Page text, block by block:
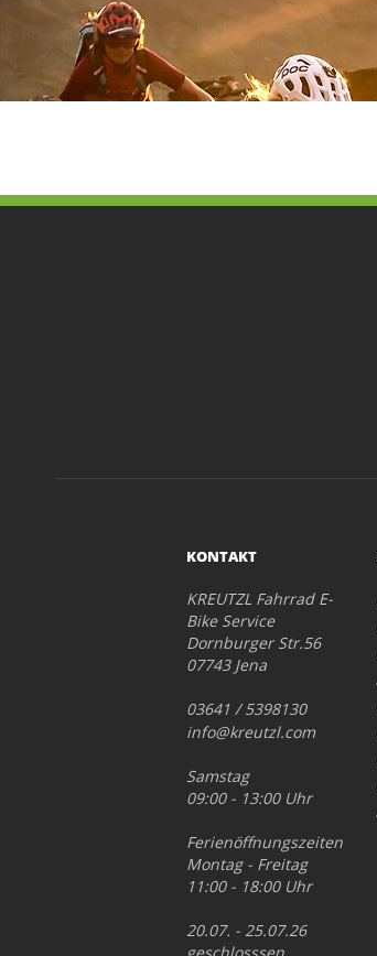
KONTAKT
KREUTZL Fahrrad E-
Bike Service
Dornburger Str.56
07743 Jena
03641 / 5398130
info@kreutzl.com
Samstag
09:00 - 13:00 Uhr
Ferienöffnungszeiten
Montag - Freitag
11:00 - 18:00 Uhr
20.07. - 25.07.26